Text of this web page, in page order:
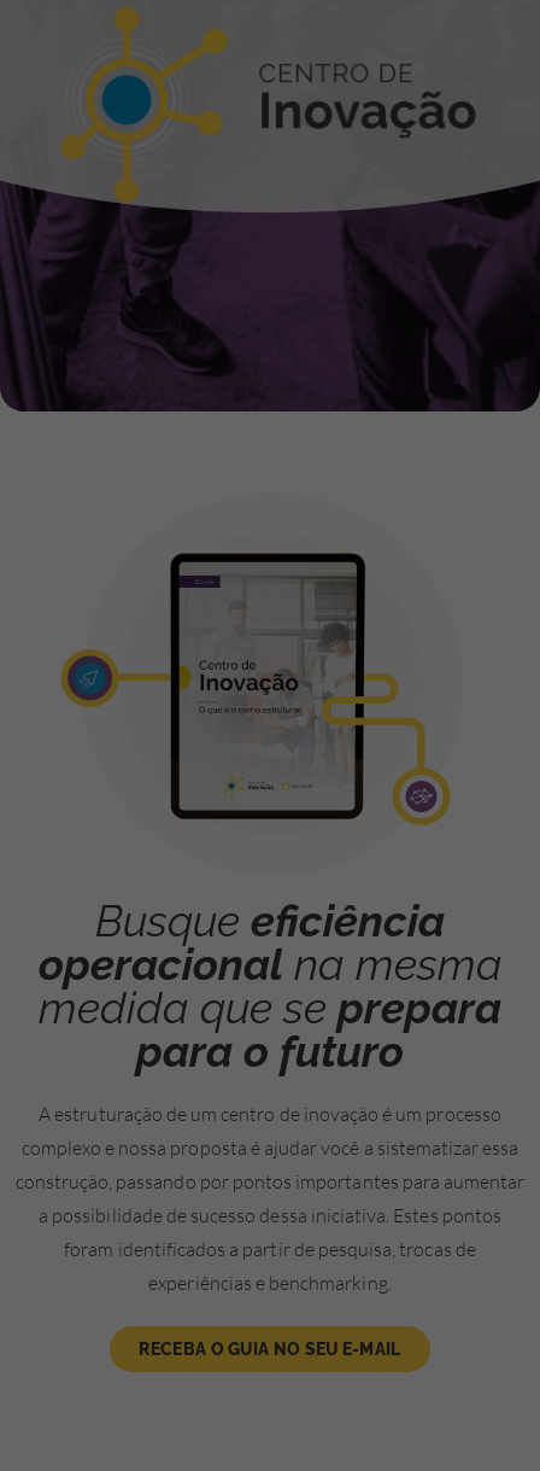
Busque eficiência
operacional na mesma
medida que se prepara
para o futuro
A estruturação de um centro de inovação é um processo
complexo e nossa proposta é ajudar você a sistematizar essa
construção, passando por pontos importantes para aumentar
a possibilidade de sucesso dessa iniciativa. Estes pontos
foram identificados a partir de pesquisa, trocas de
experiências e benchmarking.
RECEBA O GUIA NO SEU E-MAIL